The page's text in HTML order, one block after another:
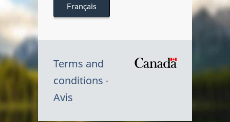
Français
Terms and
conditions
Avis
Symbole